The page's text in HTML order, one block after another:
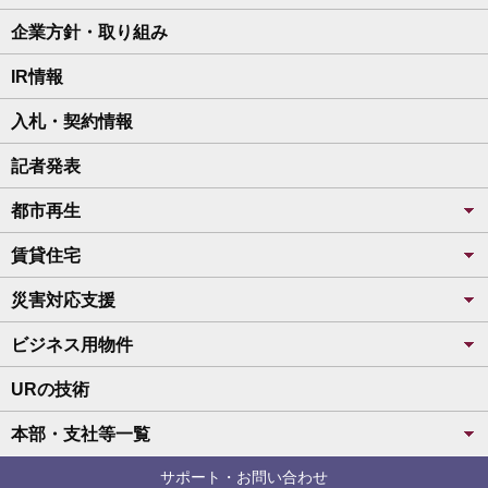
企業方針・取り組み
IR情報
入札・契約情報
記者発表
都市再生
賃貸住宅
災害対応支援
ビジネス用物件
URの技術
本部・支社等一覧
サポート・お問い合わせ